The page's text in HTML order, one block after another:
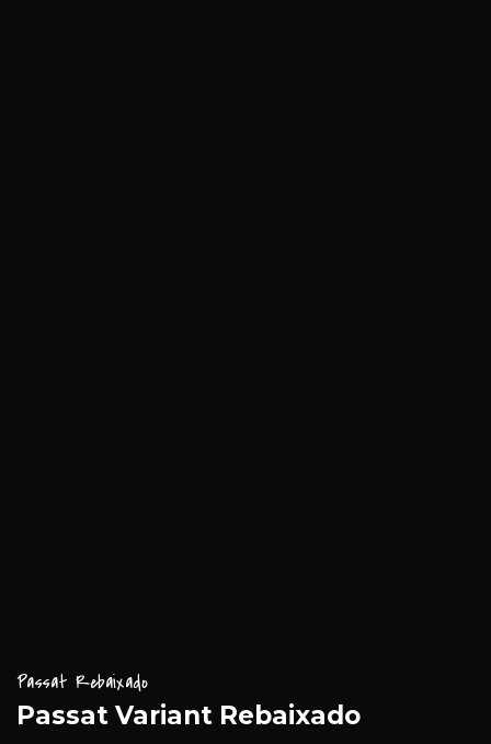
Passat Rebaixado
Passat Variant Rebaixado